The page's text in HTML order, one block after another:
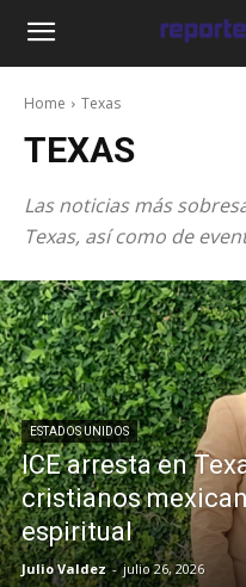
Home Texas
TEXAS
Las noticias más
Texas, así como de
ESTADOS UNIDOS
ICE arresta en
cristianos
espiritual
Julio Valdez - julio 26, 2026